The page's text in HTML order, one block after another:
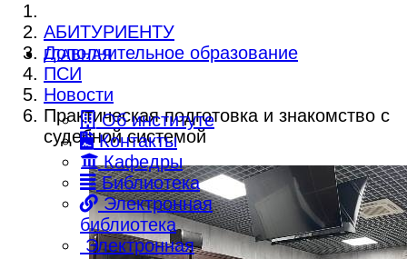
ГЛАВНАЯ
Об институте
Контакты
Кафедры
Библиотека
Электронная
библиотека
Электронная
АБИТУРИЕНТУ
Дополнительное образование
ПСИ
Новости
Практическая подготовка и знакомство с
судебной системой